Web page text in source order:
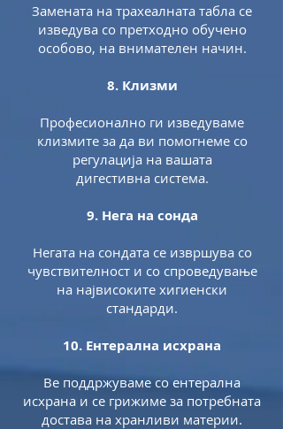
Замената на трахеалната табла се
изведува со претходно обучено
особово, на внимателен начин.
8. Клизми
Професионално ги изведуваме
клизмите за да ви помогнеме со
регулација на вашата
дигестивна система.
9. Нега на сонда
Негата на сондата се извршува со
чувствителност и со спроведување
на највисоките хигиенски
стандарди.
10. Ентерална исхрана
Ве поддржуваме со ентерална
исхрана и се грижиме за потребната
достава на хранливи материи.